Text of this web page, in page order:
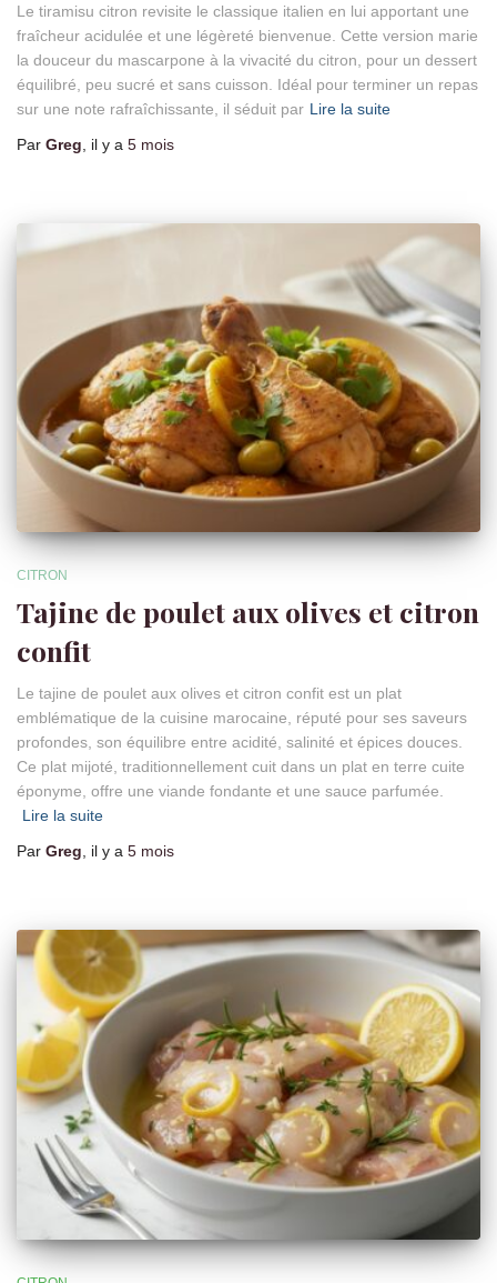
Le tiramisu citron revisite le classique italien en lui apportant une
fraîcheur acidulée et une légèreté bienvenue. Cette version marie
la douceur du mascarpone à la vivacité du citron, pour un dessert
équilibré, peu sucré et sans cuisson. Idéal pour terminer un repas
sur une note rafraîchissante, il séduit par Lire la suite
Par Greg , il y a 5 mois
CITRON
Tajine de poulet aux olives et citron
confit
Le tajine de poulet aux olives et citron confit est un plat
emblématique de la cuisine marocaine, réputé pour ses saveurs
profondes, son équilibre entre acidité, salinité et épices douces.
Ce plat mijoté, traditionnellement cuit dans un plat en terre cuite
éponyme, offre une viande fondante et une sauce parfumée.
Lire la suite
Par Greg, il y a 5 mois